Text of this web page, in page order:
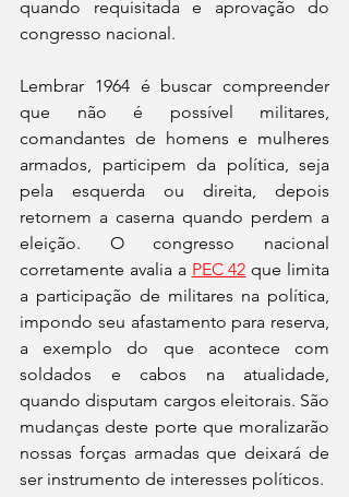
quando requisitada e aprovação do
congresso nacional.
Lembrar 1964 é buscar compreender
que não é possível militares,
comandantes de homens e mulheres
armados, participem da política, seja
pela esquerda ou direita, depois
retornem a caserna quando perdem a
eleição. O congresso nacional
corretamente avalia a PEC 42 que limita
a participação de militares na política,
impondo seu afastamento para reserva,
a exemplo do que acontece com
soldados e cabos na atualidade,
quando disputam cargos eleitorais. São
mudanças deste porte que moralizarão
nossas forças armadas que deixará de
ser instrumento de interesses políticos.